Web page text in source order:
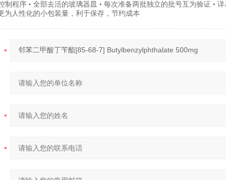
制程序 • 全部去活的玻璃器皿 • 每次准备两批独立的批号互为验证 •
为人性化的小包装量，利于保存，节约成本